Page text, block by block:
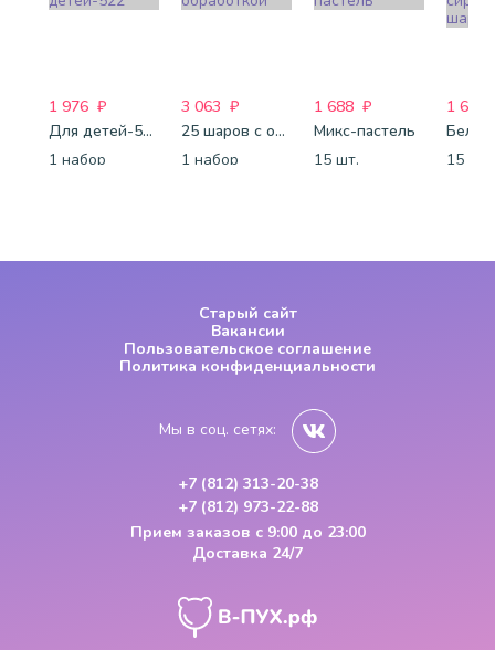
1 976 ₽
Для детей-522
1 набор
3 063 ₽
25 шаров с обработкой
1 набор
1 688 ₽
Микс-пастель
15 шт.
1 688
15 шт.
Старый сайт
Вакансии
Пользовательское соглашение
Политика конфиденциальности
Мы в соц. сетях:
+7 (812) 313-20-38
+7 (812) 973-22-88
Прием заказов с 9:00 до 23:00
Доставка 24/7